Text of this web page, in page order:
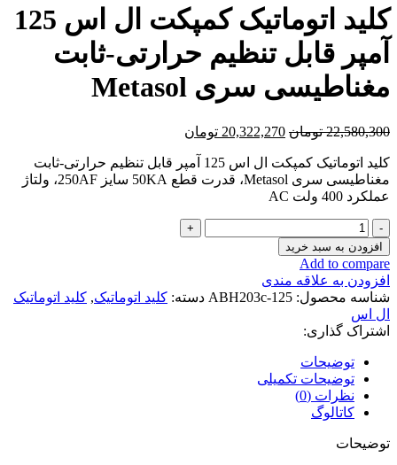
بود.
است.
کلید اتوماتیک کمپکت ال اس 125
آمپر قابل تنظیم حرارتی-ثابت
مغناطیسی سری Metasol
22,580,300 تومان قیمت
22,580,300 تومان
بود.
20,322,270 تومان
20,322,270 تومان
است.
کلید اتوماتیک کمپکت ال اس 125 آمپر قابل تنظیم حرارتی-ثابت
مغناطیسی سری Metasol، قدرت قطع 50KA سایز 250AF، ولتاژ
عملکرد 400 ولت AC
کلید
اتوماتیک
کمپکت
ال
اس
آمپر
قابل
تنظیم
حرارتی-
ثابت
مغناطیسی
Metasol
افزودن به سبد خرید
Add to compare
افزودن به علاقه مندی
شناسه محصول: ABH203c-125 دسته: کلید اتوماتیک, کلید اتوماتیک
ال اس
اشتراک گذاری:
توضیحات
توضیحات تکمیلی
نظرات (0)
کاتالوگ
توضیحات